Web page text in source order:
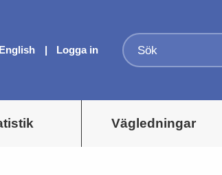
Logga in
Vägledningar